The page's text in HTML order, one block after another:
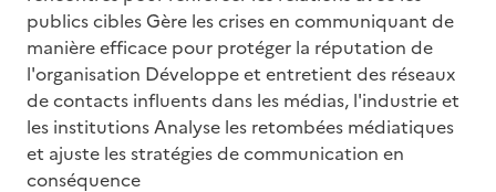
publics cibles Gère les crises en communiquant de
manière efficace pour protéger la réputation de
l'organisation Développe et entretient des réseaux
de contacts influents dans les médias, l'industrie et
les institutions Analyse les retombées médiatiques
et ajuste les stratégies de communication en
conséquence